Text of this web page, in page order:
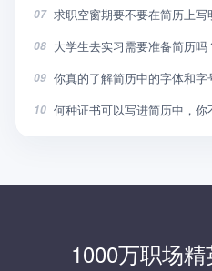
07 求职空窗期要不要在简历上
08 大学生去实习需要准备简历吗
09 你真的了解简历中的字体和字
10 何种证书可以写进简历中，你
1000万职场